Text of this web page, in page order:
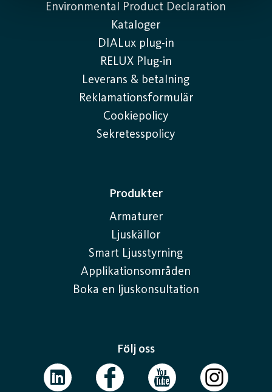
Environmental Product Declaration
Kataloger
DIALux plug-in
RELUX Plug-in
Leverans & betalning
Reklamationsformulär
Cookiepolicy
Sekretesspolicy
Produkter
Armaturer
Ljuskällor
Smart Ljusstyrning
Applikationsområden
Boka en ljuskonsultation
Följ oss